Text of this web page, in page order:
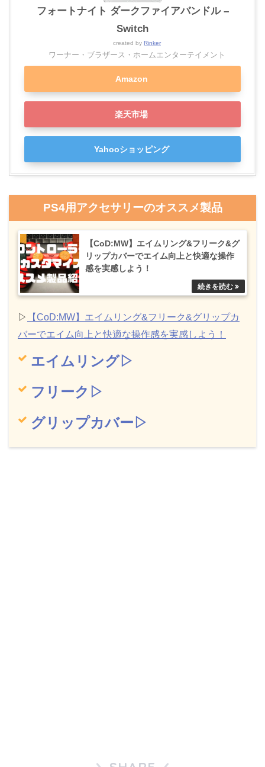
フォートナイト ダークファイアバンドル –
Switch
created by Rinker
ワーナー・ブラザース・ホームエンターテイメント
Amazon
楽天市場
Yahooショッピング
PS4用アクセサリーのオススメ製品
【CoD:MW】エイムリング&フリーク&グ
リップカバーでエイム向上と快適な操作
感を実感しよう！
▷
【CoD:MW】エイムリング&フリーク&グリップカ
バーでエイム向上と快適な操作感を実感しよう！
エイムリング▷
フリーク▷
グリップカバー▷